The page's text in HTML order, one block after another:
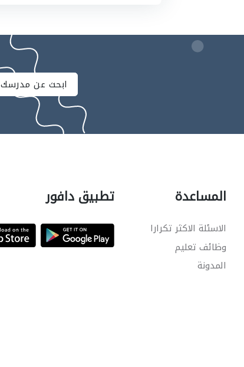
ابحث عن مدرسك
المساعدة
الاسئلة الاكثر تكرارا
وظائف تعليم
المدونة
تطبيق دافور